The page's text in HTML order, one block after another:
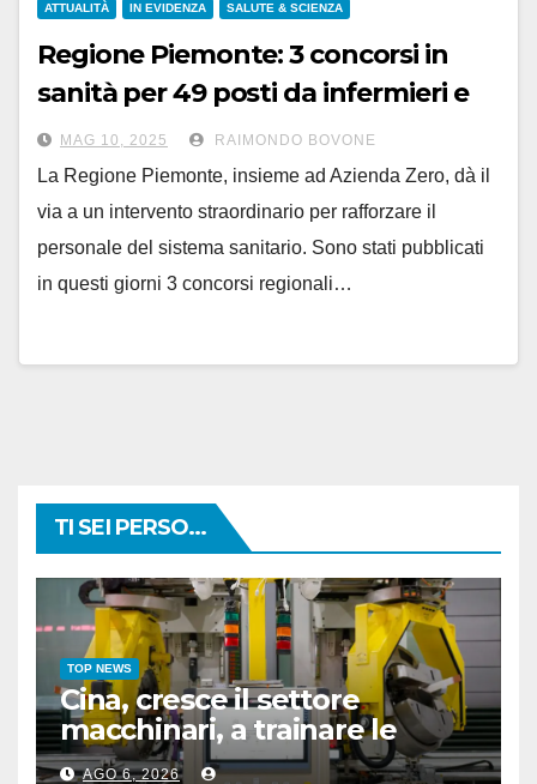
ATTUALITÀ IN EVIDENZA SALUTE & SCIENZA
Regione Piemonte: 3 concorsi in
sanità per 49 posti da infermieri e
tecnici nelle ASL
MAG 10, 2025 RAIMONDO BOVONE
La Regione Piemonte, insieme ad Azienda Zero, dà il
via a un intervento straordinario per rafforzare il
personale del sistema sanitario. Sono stati pubblicati
in questi giorni 3 concorsi regionali…
TI SEI PERSO...
TOP NEWS
Cina, cresce il settore
macchinari, a trainare le
“attrezzature intelligenti”
AGO 6, 2026